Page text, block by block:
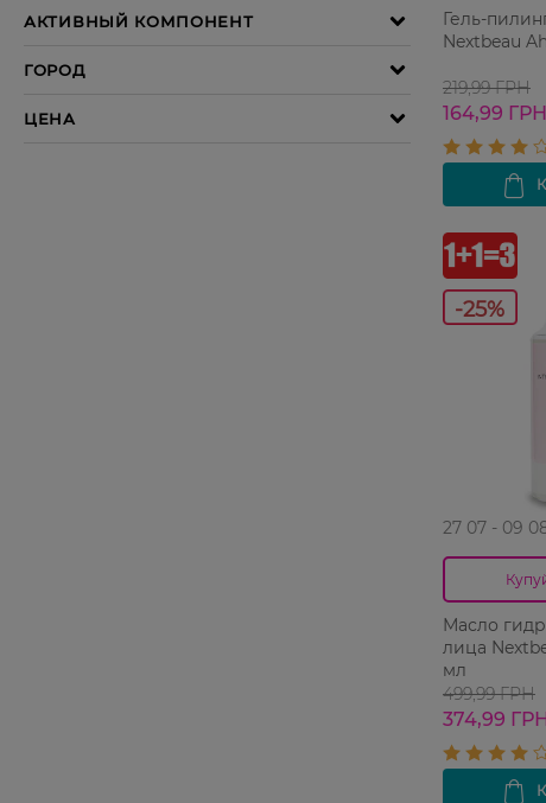
Гель-
Nextbeau
219,99 ГРН
164,99 ГРН
-25%
27 07 - 09
Масло
лица
мл
499,99 ГРН
374,99 ГРН